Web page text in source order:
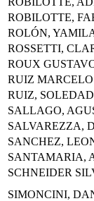
ROBILOTTE,
ROLÓN,
ROSSETTI,
ROUX
RUIZ
RUIZ, SOLEDAD
SALLAGO,
SALVAREZZA,
SANCHEZ,
SANTAMARIA,
SCHNEIDER
SIMONCINI,